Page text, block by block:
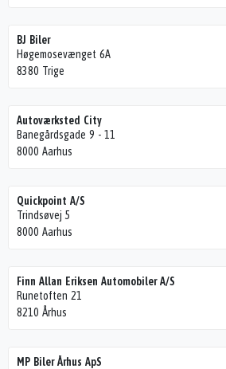
BJ Biler
Høgemosevænget 6A
8380 Trige
Autoværksted City
Banegårdsgade 9 - 11
8000 Aarhus
Quickpoint A/S
Trindsøvej 5
8000 Aarhus
Finn Allan Eriksen Automobiler A/S
Runetoften 21
8210 Århus
MP Biler Århus ApS